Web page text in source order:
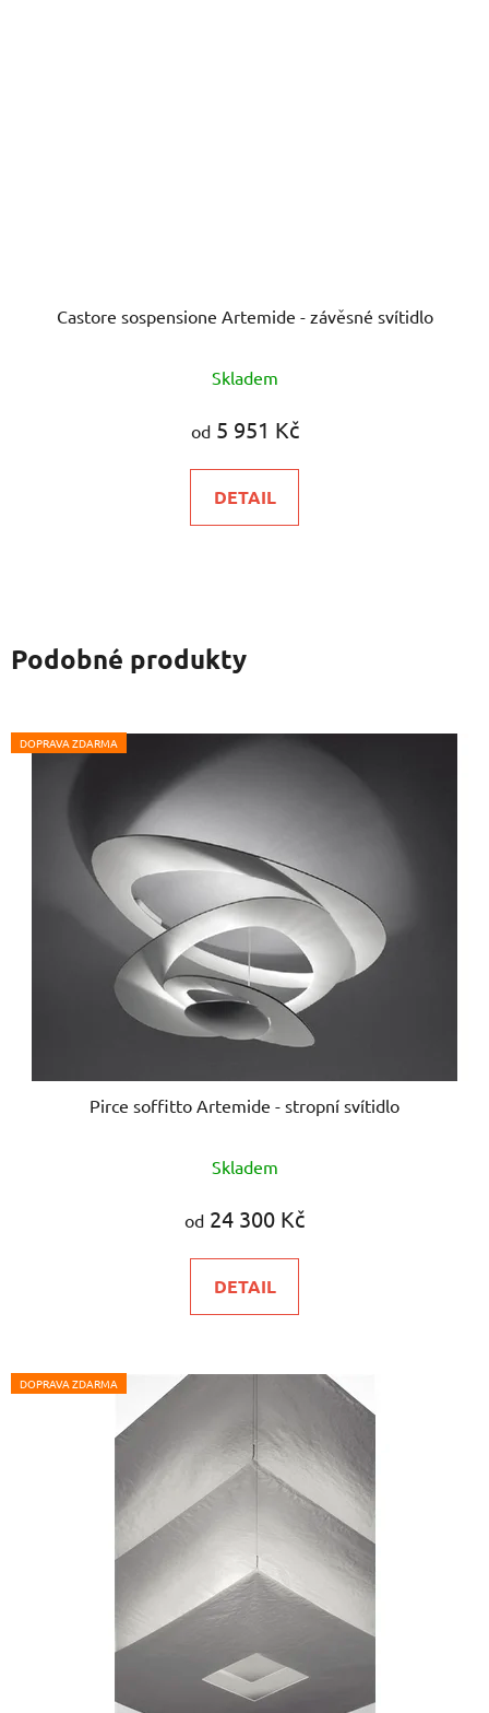
Castore sospensione Artemide - závěsné svítidlo
Skladem
od5 951 Kč
DETAIL
Podobné produkty
DOPRAVA ZDARMA
Pirce soffitto Artemide - stropní svítidlo
Skladem
od 24 300 Kč
DETAIL
DOPRAVA ZDARMA